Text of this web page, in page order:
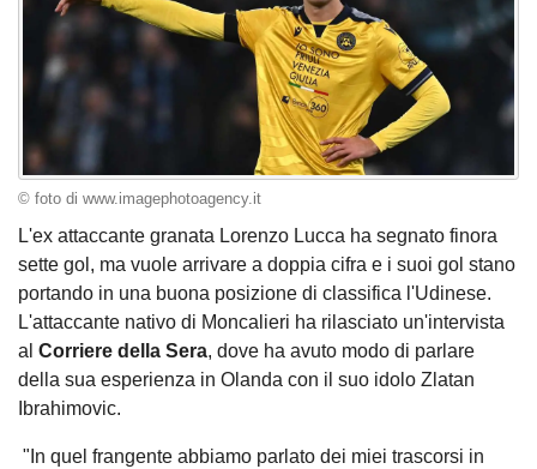
© foto di www.imagephotoagency.it
L'ex attaccante granata Lorenzo Lucca ha segnato finora
sette gol, ma vuole arrivare a doppia cifra e i suoi gol stano
portando in una buona posizione di classifica l'Udinese.
L'attaccante nativo di Moncalieri ha rilasciato un'intervista
al Corriere della Sera, dove ha avuto modo di parlare
della sua esperienza in Olanda con il suo idolo Zlatan
Ibrahimovic.
"In quel frangente abbiamo parlato dei miei trascorsi in